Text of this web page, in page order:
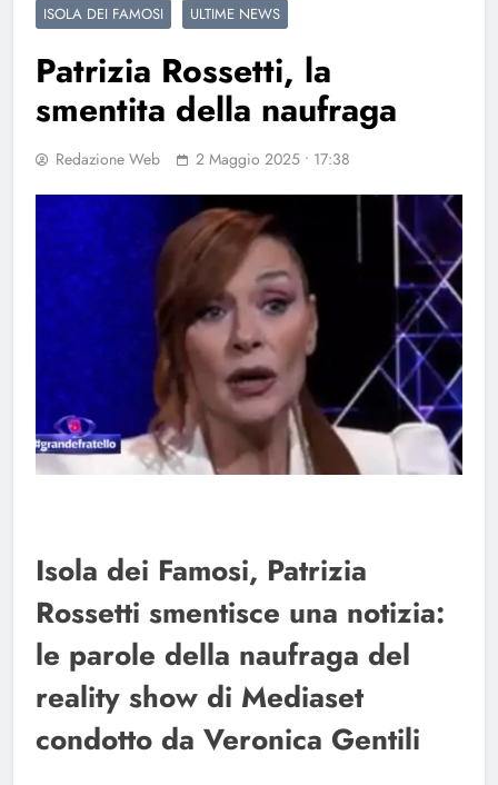
ISOLA DEI FAMOSI ULTIME NEWS
Patrizia Rossetti, la
smentita della naufraga
Redazione Web 2 Maggio 2025 • 17:38
Isola dei Famosi, Patrizia
Rossetti smentisce una notizia:
le parole della naufraga del
reality show di Mediaset
condotto da Veronica Gentili